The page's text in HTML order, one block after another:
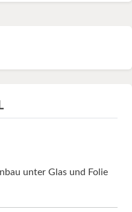
unter Glas und Folie